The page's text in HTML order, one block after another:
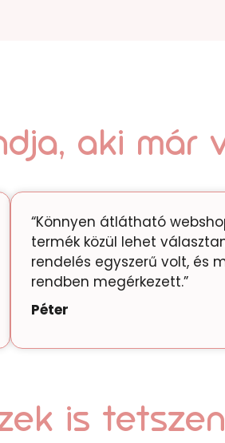
aki már
“Könnyen átlátható
termék közül lehet
rendelés egyszerű volt, és
rendben megérkezett.”
Péter
is